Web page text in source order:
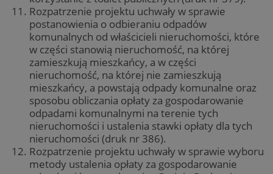
Rozpatrzenie projektu uchwały w sprawie
postanowienia o odbieraniu odpadów
komunalnych od właścicieli nieruchomości, które
w części stanowią nieruchomość, na której
zamieszkują mieszkańcy, a w części
nieruchomość, na której nie zamieszkują
mieszkańcy, a powstają odpady komunalne oraz
sposobu obliczania opłaty za gospodarowanie
odpadami komunalnymi na terenie tych
nieruchomości i ustalenia stawki opłaty dla tych
nieruchomości (druk nr 386).
Rozpatrzenie projektu uchwały w sprawie wyboru
metody ustalenia opłaty za gospodarowanie